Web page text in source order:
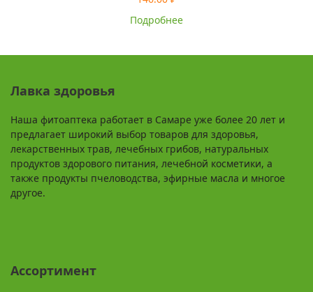
Подробнее
Лавка здоровья
Наша фитоаптека работает в Самаре уже более 20 лет и
предлагает широкий выбор товаров для здоровья,
лекарственных трав, лечебных грибов, натуральных
продуктов здорового питания, лечебной косметики, а
также продукты пчеловодства, эфирные масла и многое
другое.
Ассортимент